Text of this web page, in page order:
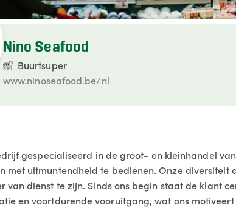
Nino Seafood
Buurtsuper
www.ninoseafood.be/nl
gespecialiseerd in de groot- en kleinhandel
met uitmuntendheid te bedienen. Onze
van dienst te zijn. Sinds ons begin staat de klant
en voortdurende vooruitgang, wat ons